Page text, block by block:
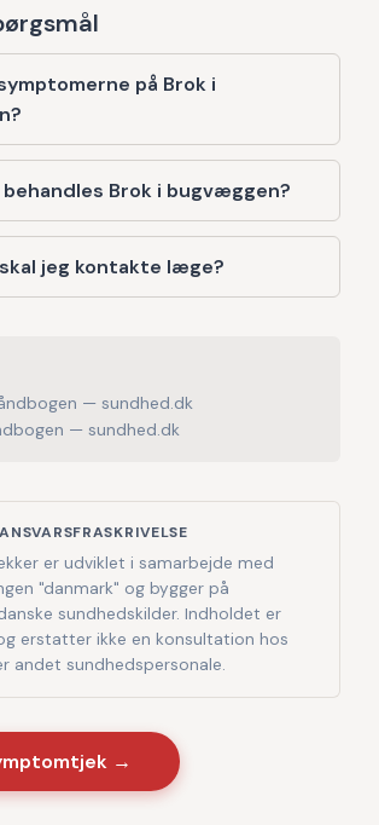
på Brok i
behandles Brok i bugvæggen?
jeg kontakte læge?
— sundhed.dk
— sundhed.dk
er udviklet i samarbejde med
"danmark" og bygger på
sundhedskilder. Indholdet er
erstatter ikke en konsultation hos
andet sundhedspersonale.
→